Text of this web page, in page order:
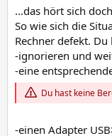
...das hört sich
So wie sich die
Rechner defekt.
-ignorieren und
-eine
Du hast keine
-einen Adapter